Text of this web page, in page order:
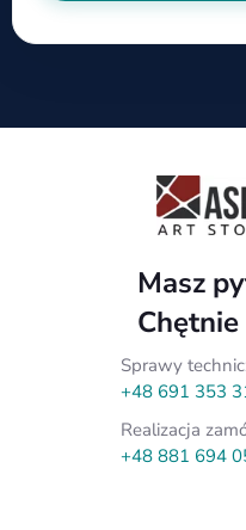
Masz
Sprawy
+48 691 353
Realizacja
+48 881 694